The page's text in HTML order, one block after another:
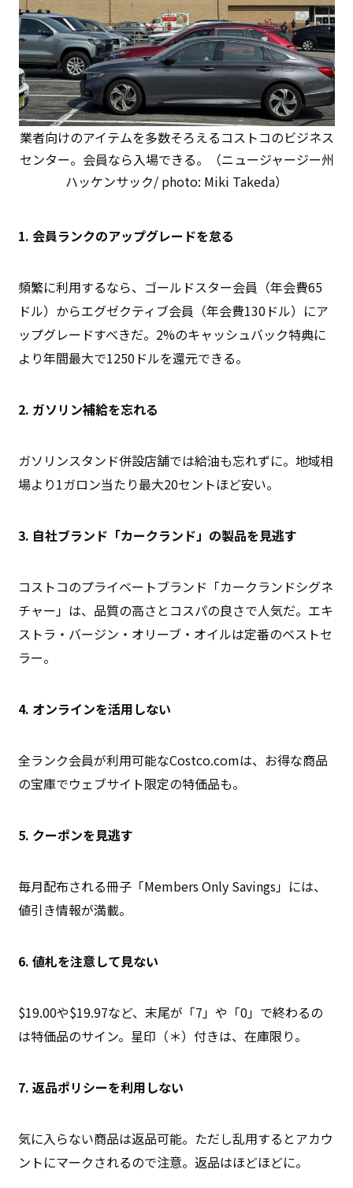
業者向けのアイテムを多数そろえるコストコのビジネス
センター。会員なら入場できる。（ニュージャージー州
ハッケンサック/ photo: Miki Takeda）
1. 会員ランクのアップグレードを怠る
頻繁に利用するなら、ゴールドスター会員（年会費65
ドル）からエグゼクティブ会員（年会費130ドル）にア
ップグレードすべきだ。2%のキャッシュバック特典に
より年間最大で1250ドルを還元できる。
2. ガソリン補給を忘れる
ガソリンスタンド併設店舗では給油も忘れずに。地域相
場より1ガロン当たり最大20セントほど安い。
3. 自社ブランド「カークランド」の製品を見逃す
コストコのプライベートブランド「カークランドシグネ
チャー」は、品質の高さとコスパの良さで人気だ。エキ
ストラ・バージン・オリーブ・オイルは定番のベストセ
ラー。
4. オンラインを活用しない
全ランク会員が利用可能なCostco.comは、お得な商品
の宝庫でウェブサイト限定の特価品も。
5. クーポンを見逃す
毎月配布される冊子「Members Only Savings」には、
値引き情報が満載。
6. 値札を注意して見ない
$19.00や$19.97など、末尾が「7」や「0」で終わるの
は特価品のサイン。星印（＊）付きは、在庫限り。
7. 返品ポリシーを利用しない
気に入らない商品は返品可能。ただし乱用するとアカウ
ントにマークされるので注意。返品はほどほどに。